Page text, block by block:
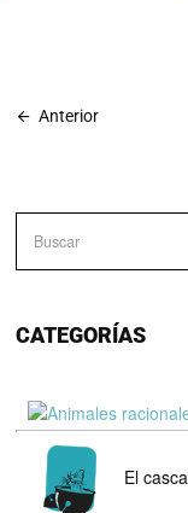
Anterior
CATEGORÍAS
El